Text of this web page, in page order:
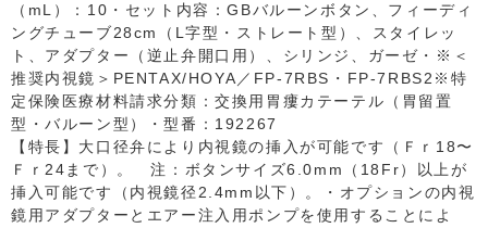
（mL）：10・セット内容：GBバルーンボタン、フィーディ
ングチューブ28cm（L字型・ストレート型）、スタイレッ
ト、アダプター（逆止弁開口用）、シリンジ、ガーゼ・※＜
推奨内視鏡＞PENTAX/HOYA／FP-7RBS・FP-7RBS2※特
定保険医療材料請求分類：交換用胃瘻カテーテル（胃留置
型・バルーン型）・型番：192267
【特長】大口径弁により内視鏡の挿入が可能です（Ｆｒ18〜
Ｆｒ24まで）。 注：ボタンサイズ6.0mm（18Fr）以上が
挿入可能です（内視鏡径2.4mm以下）。・オプションの内視
鏡用アダプターとエアー注入用ポンプを使用することによ